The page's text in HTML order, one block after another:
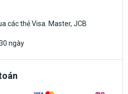
các thẻ Visa. Master, JCB
ngày